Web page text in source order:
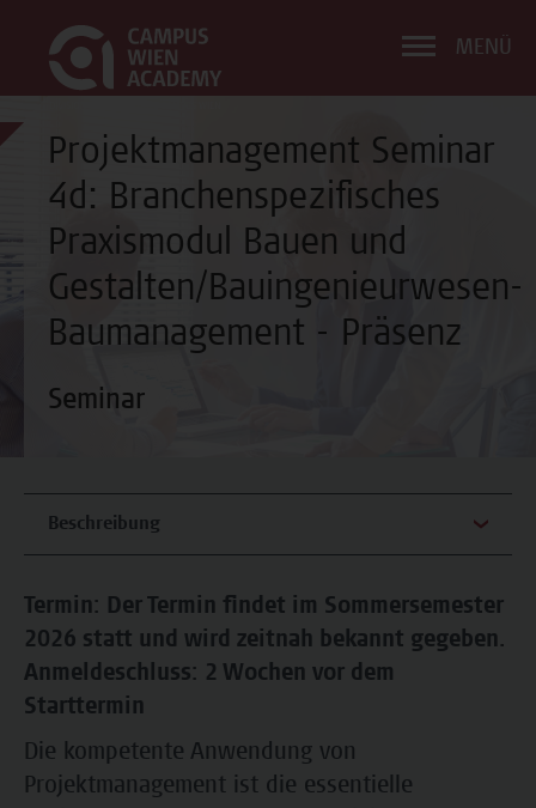
MENÜ
Projektmanagement Seminar
4d: Branchenspezifisches
Praxismodul Bauen und
Gestalten/Bauingenieurwesen-
Baumanagement - Präsenz
Seminar
Beschreibung
Termin: Der Termin findet im Sommersemester
2026 statt und wird zeitnah bekannt gegeben.
Anmeldeschluss: 2 Wochen vor dem
Starttermin
Die kompetente Anwendung von
Projektmanagement ist die essentielle